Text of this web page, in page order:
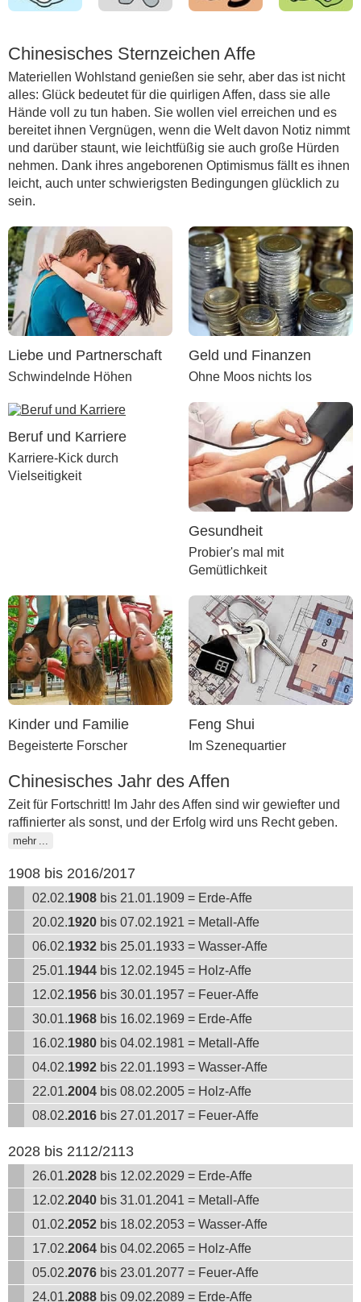
Chinesisches Sternzeichen Affe
Materiellen Wohlstand genießen sie sehr, aber das ist nicht
alles: Glück bedeutet für die quirligen Affen, dass sie alle
Hände voll zu tun haben. Sie wollen viel erreichen und es
bereitet ihnen Vergnügen, wenn die Welt davon Notiz nimmt
und darüber staunt, wie leichtfüßig sie auch große Hürden
nehmen. Dank ihres angeborenen Optimismus fällt es ihnen
leicht, auch unter schwierigsten Bedingungen glücklich zu
sein.
Liebe und Partnerschaft
Schwindelnde Höhen
Geld und Finanzen
Ohne Moos nichts los
Beruf und Karriere
Karriere-Kick durch
Vielseitigkeit
Gesundheit
Probier's mal mit
Gemütlichkeit
Kinder und Familie
Begeisterte Forscher
Feng Shui
Im Szenequartier
Chinesisches Jahr des Affen
Zeit für Fortschritt! Im Jahr des Affen sind wir gewiefter und
raffinierter als sonst, und der Erfolg wird uns Recht geben.
mehr
1908 bis 2016/2017
02.02.1908 bis 21.01.1909 = Erde-Affe
20.02.1920 bis 07.02.1921 = Metall-Affe
06.02.1932 bis 25.01.1933 = Wasser-Affe
25.01.1944 bis 12.02.1945 = Holz-Affe
12.02.1956 bis 30.01.1957 = Feuer-Affe
30.01.1968 bis 16.02.1969 = Erde-Affe
16.02.1980 bis 04.02.1981 = Metall-Affe
04.02.1992 bis 22.01.1993 = Wasser-Affe
22.01.2004 bis 08.02.2005 = Holz-Affe
08.02.2016 bis 27.01.2017 = Feuer-Affe
2028 bis 2112/2113
26.01.2028 bis 12.02.2029 = Erde-Affe
12.02.2040 bis 31.01.2041 = Metall-Affe
01.02.2052 bis 18.02.2053 = Wasser-Affe
17.02.2064 bis 04.02.2065 = Holz-Affe
05.02.2076 bis 23.01.2077 = Feuer-Affe
24.01.2088 bis 09.02.2089 = Erde-Affe